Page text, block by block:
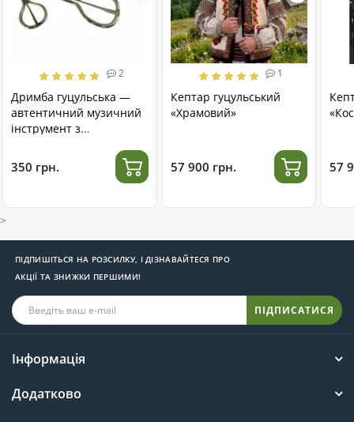
2
Дримба гуцульська —
автентичний музичний
інструмент з
350 грн.
1
Кептар гуцульський
«Храмовий»
57 900 грн. 57
>
ПІДПИШІТЬСЯ НА РОЗСИЛКУ, І ДІЗНАВАЙТЕСЯ ПРО
АКЦІЇ ТА ЗНИЖКИ ПЕРШИМИ!
ПІДПИСАТИСЯ
Інформація
Додатково